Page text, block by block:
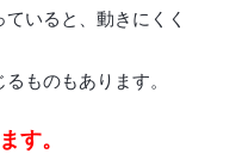
いると、動きにくく
ものもあります。
す。